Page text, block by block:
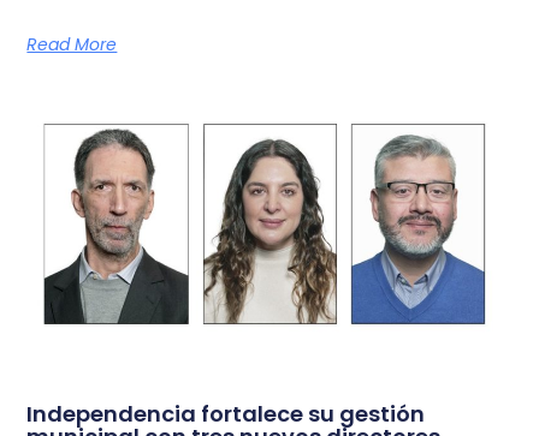
Read More
Independencia fortalece su gestión